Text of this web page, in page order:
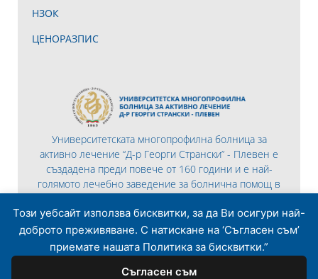
Този уебсайт използва бисквитки, за да Ви осигури най-
доброто преживяване. С натискане на ‘Съгласен съм’
приемате нашата Политика за бисквитки.”
Съгласен съм
Университетската многопрофилна болница за
активно лечение “Д-р Георги Странски” - Плевен е
създадена преди повече от 160 години и е най-
голямото лечебно заведение за болнична помощ в
НЗОК
ЦЕНОРАЗПИС